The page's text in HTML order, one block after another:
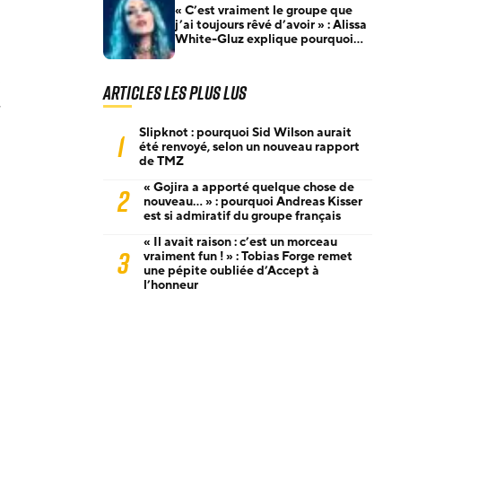
« C’est vraiment le groupe que
j’ai toujours rêvé d’avoir » : Alissa
White-Gluz explique pourquoi
Articles les plus lus
1
Slipknot : pourquoi Sid Wilson aurait
été renvoyé, selon un nouveau rapport
de TMZ
2
« Gojira a apporté quelque chose de
nouveau… » : pourquoi Andreas Kisser
est si admiratif du groupe français
3
« Il avait raison : c’est un morceau
vraiment fun ! » : Tobias Forge remet
une pépite oubliée d’Accept à
l’honneur